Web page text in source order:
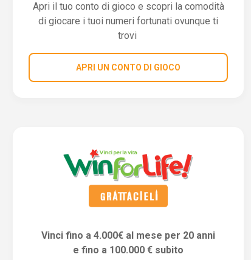
Apri il tuo conto di gioco e scopri la comodità
di giocare i tuoi numeri fortunati ovunque ti
trovi
APRI UN CONTO DI GIOCO
Vinci fino a 4.000€ al mese per 20 anni
e fino a 100.000 € subito